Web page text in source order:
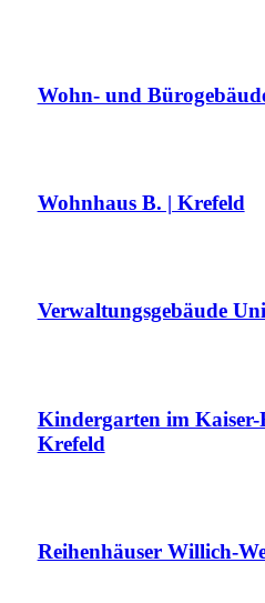
Wohn- und
Wohnhaus B. | Krefeld
Verwaltungsgebäude
Kindergarten im
Krefeld
Reihenhäuser Willich-